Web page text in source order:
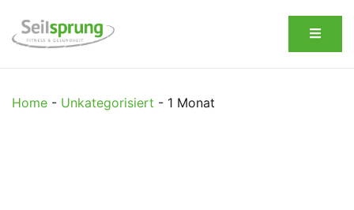
Home - Unkategorisiert - 1 Monat